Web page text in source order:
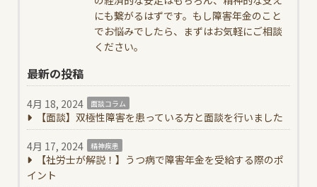
にも繋がるはずです。もし障害年金のこと
でお悩みでしたら、まずはお気軽にご相談
ください。
最新の投稿
4月 18, 2024 面談コラム
【面談】双極性障害を患っている方と面談を行いました
4月 17, 2024 精神疾患
【社労士が解説！】うつ病で障害年金を受給する際のポ
イント